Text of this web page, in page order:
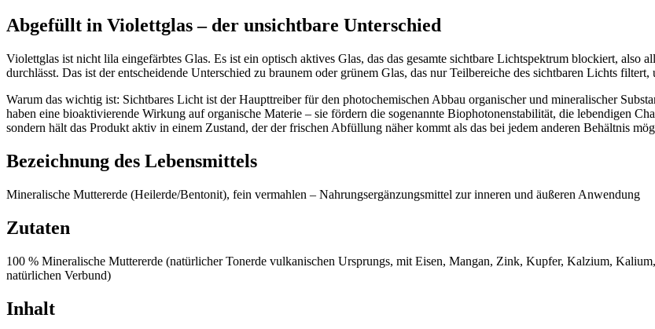
Abgefüllt in Violettglas – der unsichtbare Unterschied
Violettglas ist nicht lila eingefärbtes Glas. Es ist ein optisch aktives Glas, das das gesamte sichtbare Lichtspektrum blockiert,
durchlässt. Das ist der entscheidende Unterschied zu braunem oder grünem Glas, das nur Teilbereiche des sichtbaren Lichts
Warum das wichtig ist: Sichtbares Licht ist der Haupttreiber für den photochemischen Abbau organischer und mineralischer
haben eine bioaktivierende Wirkung auf organische Materie – sie fördern die sogenannte Biophotonenstabilität, die lebendigen
sondern hält das Produkt aktiv in einem Zustand, der der frischen Abfüllung näher kommt als das bei jedem anderen Behältnis
Bezeichnung des Lebensmittels
Mineralische Muttererde (Heilerde/Bentonit), fein vermahlen – Nahrungsergänzungsmittel zur inneren und äußeren Anwendung
Zutaten
100 % Mineralische Muttererde (natürlicher Tonerde vulkanischen Ursprungs, mit Eisen, Mangan, Zink, Kupfer, Kalzium,
natürlichen Verbund)
Inhalt